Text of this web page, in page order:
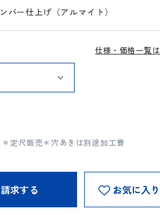
ー仕上げ（アルマイト）
仕様・価格一覧
定尺販売＊穴あきは別途加工費
求する お気に入